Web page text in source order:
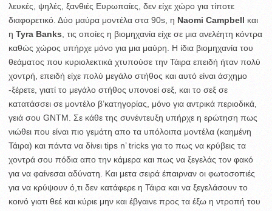
λευκές, ψηλές, ξανθιές Ευρωπαίες, δεν είχε χώρο για τίποτε
διαφορετικό. Δύο μαύρα μοντέλα στα 90s, η Naomi Campbell και
η Tyra Banks , τις οποίες η βιομηχανία είχε σε μια ανελέητη κόντρα
καθώς χώρος υπήρχε μόνο για μια μαύρη. Η ίδια βιομηχανία του
θεάματος που κυριολεκτικά χτυπούσε την Τάιρα επειδή ήταν πολύ
χοντρή, επειδή είχε πολύ μεγάλο στήθος και αυτό είναι άσχημο
-ξέρετε, γιατί το μεγάλο στήθος υπονοεί σεξ, και το σεξ σε
κατατάσσει σε μοντέλο β’κατηγορίας, μόνο για αντρικά περιοδικά,
γειά σου GNTM. Σε κάθε της συνέντευξη υπήρχε η ερώτηση πως
νιώθει που είναι πιο γεμάτη απο τα υπόλοιπα μοντέλα (καημένη
Τάιρα) και πάντα να δίνει tips n’ tricks για το πως να κρύβεις τα
χοντρά σου πόδια απο την κάμερα και πως να ξεγελάς τον φακό
για να φαίνεσαι αδύνατη. Και μετα σειρά έπαιρναν οι φωτοσοπιές
για να κρύψουν ό,τι δεν κατάφερε η Τάιρα και να ξεγελάσουν το
κοινό γιατι θεέ και κύριε μην και έβγαινε προς τα έξω η ντροπή του